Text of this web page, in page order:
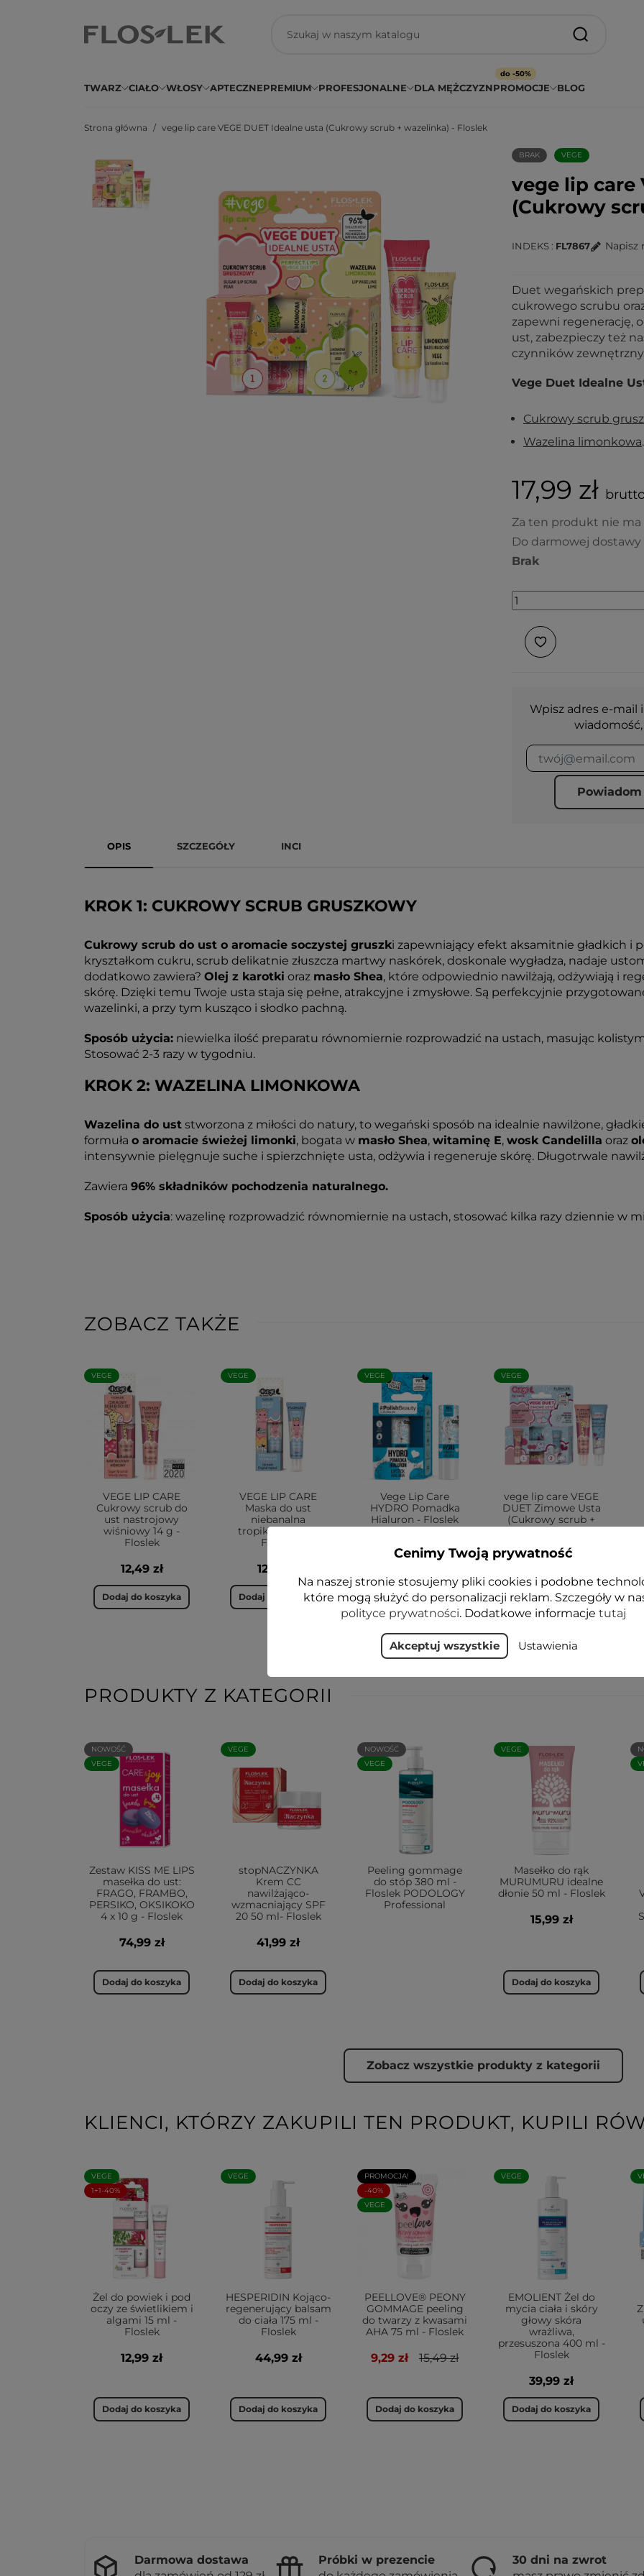
TWARZ CIAŁO WŁOSY APTECZNEPREMIUM PROFESJONALNE DLA MĘŻCZYZNPROMOCJE
do -50%
BLOG
Strona główna vege lip care VEGE DUET Idealne usta (Cukrowy scrub + wazelinka) - Floslek
BRAK VEGE
vege lip care
(Cukrowy
INDEKS FL7867 Napisz
Duet wegańskich
cukrowego scrubu
zapewni regenerację,
ust, zabezpieczy też
czynników
Vege Duet Idealne
Cukrowy scrub
Wazelina limonkowa.
17,99 zł
Za ten produkt nie
Do darmowej dostawy
Brak
Wpisz adres e-mail
OPIS SZCZEGÓŁY INCI
KROK 1: CUKROWY SCRUB GRUSZKOWY
Cukrowy scrub do ust o aromacie soczystej gruszki zapewniający efekt aksamitnie gładkich i
kryształkom cukru, scrub delikatnie złuszcza martwy naskórek, doskonale wygładza, nadaje
dodatkowo zawiera? Olej z karotki oraz masło Shea, które odpowiednio nawilżają, odżywiają i
skórę. Dzięki temu Twoje usta staja się pełne, atrakcyjne i zmysłowe. Są perfekcyjnie
wazelinki, a przy tym kusząco i słodko pachną.
Sposób użycia: niewielka ilość preparatu równomiernie rozprowadzić na ustach, masując
Stosować 2-3 razy w tygodniu.
KROK 2: WAZELINA LIMONKOWA
Wazelina do ust stworzona z miłości do natury, to wegański sposób na idealnie nawilżone,
formuła o aromacie świeżej limonki, bogata w masło Shea, witaminę E, wosk Candelilla oraz
intensywnie pielęgnuje suche i spierzchnięte usta, odżywia i regeneruje skórę. Długotrwale
Zawiera 96% składników pochodzenia naturalnego.
Sposób użycia: wazelinę rozprowadzić równomiernie na ustach, stosować kilka razy dziennie w
ZOBACZ TAKŻE
VEGE
VEGE LIP CARE
Cukrowy scrub do
ust nastrojowy
wiśniowy 14 g -
Floslek
12,49 zł
Dodaj do koszyka
VEGE
VEGE LIP CARE
Maska do ust
niebanalna
tropikalna 14 g -
Floslek
12,49 zł
Dodaj do koszyka
VEGE
Vege Lip Care
HYDRO Pomadka
Hialuron - Floslek
12,99 zł
Dodaj do koszyka
VEGE
vege lip care VEGE
DUET Zimowe Usta
(Cukrowy scrub +
wazelinka) - Floslek
17,99 zł
Dodaj do koszyka
PRODUKTY Z KATEGORII
NOWOŚĆ
VEGE
Zestaw KISS ME LIPS
masełka do ust:
FRAGO, FRAMBO,
PERSIKO, OKSIKOKO
4 x 10 g - Floslek
74,99 zł
Dodaj do koszyka
VEGE
stopNACZYNKA
Krem CC
nawilżająco-
wzmacniający SPF
20 50 ml- Floslek
41,99 zł
Dodaj do koszyka
NOWOŚĆ
VEGE
Peeling gommage
do stóp 380 ml -
Floslek PODOLOGY
Professional
VEGE
Masełko do rąk
MURUMURU idealne
dłonie 50 ml - Floslek
15,99 zł
Dodaj do koszyka
Zobacz wszystkie produkty z kategorii
KLIENCI, KTÓRZY ZAKUPILI TEN PRODUKT, KUPILI
VEGE
1+1-40%
Żel do powiek i pod
oczy ze świetlikiem i
algami 15 ml -
Floslek
12,99 zł
Dodaj do koszyka
VEGE
HESPERIDIN Kojąco-
regenerujący balsam
do ciała 175 ml -
Floslek
44,99 zł
Dodaj do koszyka
PROMOCJA!
-40%
VEGE
PEELLOVE® PEONY
GOMMAGE peeling
do twarzy z kwasami
AHA 75 ml - Floslek
9,29 zł 15,49 zł
Dodaj do koszyka
VEGE
EMOLIENT Żel do
mycia ciała i skóry
głowy skóra
wrażliwa,
przesuszona 400 ml -
Floslek
39,99 zł
Dodaj do koszyka
Darmowa dostawa
Próbki w prezencie
30 dni na zwrot
Cenimy Twoją prywatność
Na naszej stronie stosujemy pliki cookies i podobne
które mogą służyć do personalizacji reklam. Szczegóły w
polityce prywatności. Dodatkowe informacje tutaj
Akceptuj wszystkie Ustawienia